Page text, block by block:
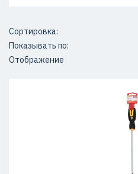
Сортировка:
Показывать по:
Отображение